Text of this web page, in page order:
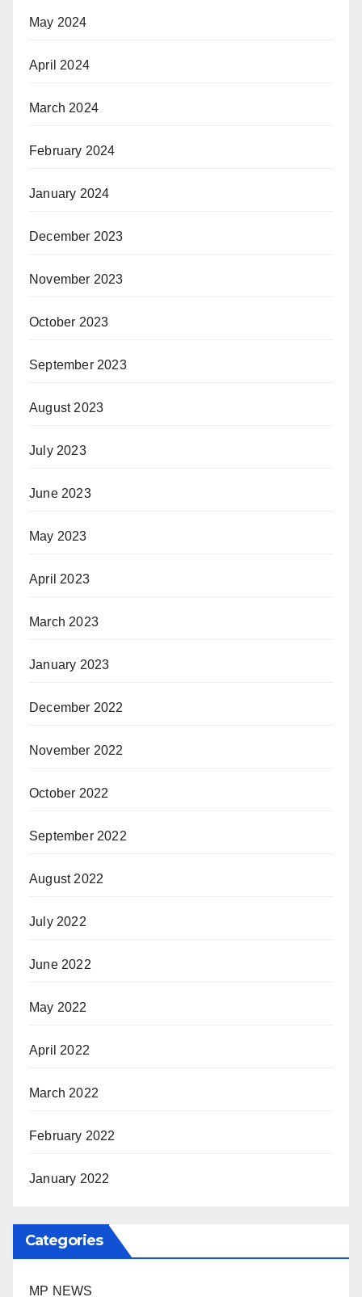
May 2024
April 2024
March 2024
February 2024
January 2024
December 2023
November 2023
October 2023
September 2023
August 2023
July 2023
June 2023
May 2023
April 2023
March 2023
January 2023
December 2022
November 2022
October 2022
September 2022
August 2022
July 2022
June 2022
May 2022
April 2022
March 2022
February 2022
January 2022
Categories
MP NEWS